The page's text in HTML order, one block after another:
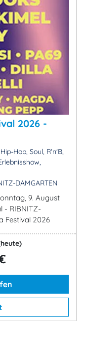
2026 -
Hop, Soul, R'n'B,
DAMGARTEN
9. August
- RIBNITZ-
Festival 2026